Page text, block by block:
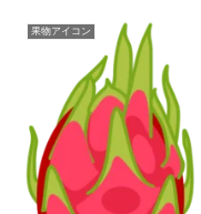
果物アイコン